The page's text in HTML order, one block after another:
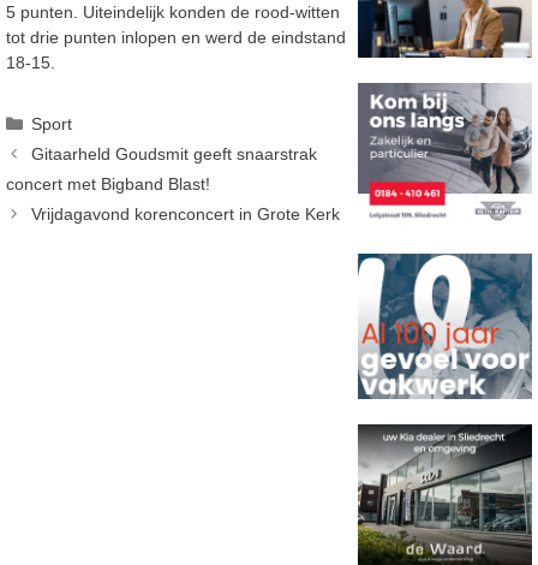
5 punten. Uiteindelijk konden de rood-witten
tot drie punten inlopen en werd de eindstand
18-15.
Categorieën
Sport
Gitaarheld Goudsmit geeft snaarstrak
concert met Bigband Blast!
Vrijdagavond korenconcert in Grote Kerk